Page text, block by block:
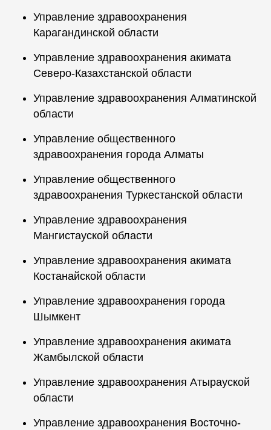
Управление здравоохранения
Карагандинской области
Управление здравоохранения акимата
Северо-Казахстанской области
Управление здравоохранения Алматинской
области
Управление общественного
здравоохранения города Алматы
Управление общественного
здравоохранения Туркестанской области
Управление здравоохранения
Мангистауской области
Управление здравоохранения акимата
Костанайской области
Управление здравоохранения города
Шымкент
Управление здравоохранения акимата
Жамбылской области
Управление здравоохранения Атырауской
области
Управление здравоохранения Восточно-